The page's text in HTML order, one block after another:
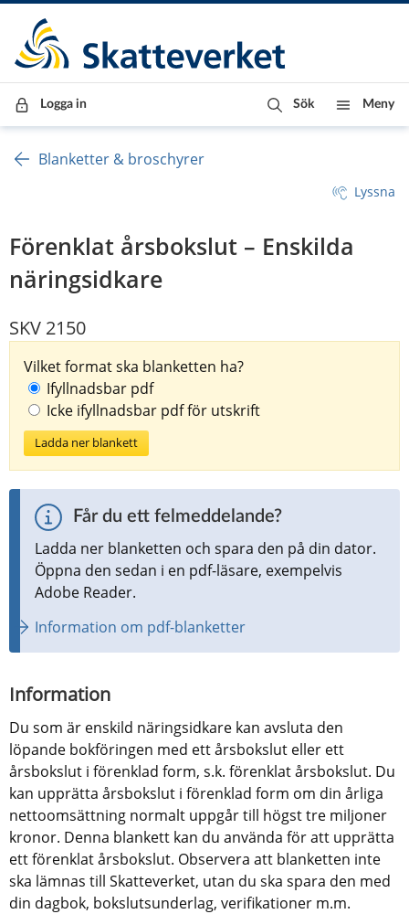
Till innehåll
Till navigationen
Till chattrobot
Logga in Sök Meny
Blanketter & broschyrer
Lyssna
Förenklat årsbokslut – Enskilda
näringsidkare
SKV 2150
Vilket format ska blanketten ha?
Ifyllnadsbar pdf
Icke ifyllnadsbar pdf för utskrift
Ladda ner blankett
Får du ett felmeddelande?
Ladda ner blanketten och spara den på din dator.
Öppna den sedan i en pdf-läsare, exempelvis
Adobe Reader.
Information om pdf-blanketter
Information
Du som är enskild näringsidkare kan avsluta den
löpande bokföringen med ett årsbokslut eller ett
årsbokslut i förenklad form, s.k. förenklat årsbokslut. Du
kan upprätta årsbokslut i förenklad form om din årliga
nettoomsättning normalt uppgår till högst tre miljoner
kronor. Denna blankett kan du använda för att upprätta
ett förenklat årsbokslut. Observera att blanketten inte
ska lämnas till Skatteverket, utan du ska spara den med
din dagbok, bokslutsunderlag, verifikationer m.m.